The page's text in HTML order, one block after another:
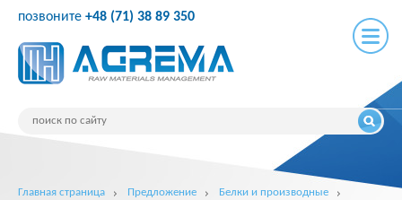
позвоните +48 (71) 38 89 350
Главная страница Предложение
Белки и производные